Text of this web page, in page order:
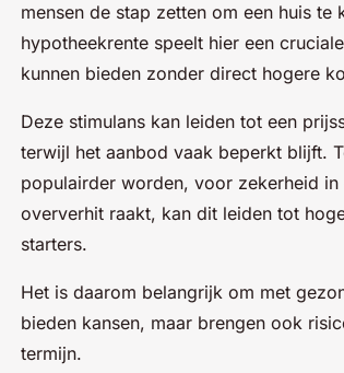
mensen de stap zetten om een huis
hypotheekrente speelt hier een
kunnen bieden zonder direct hogere
Deze stimulans kan leiden tot een
terwijl het aanbod vaak beperkt blijft.
populairder worden, voor zekerheid
oververhit raakt, kan dit leiden tot
starters.
Het is daarom belangrijk om met
bieden kansen, maar brengen ook
termijn.